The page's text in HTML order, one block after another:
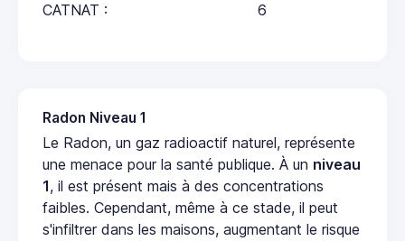
CATNAT : 6
Radon Niveau 1
Le Radon, un gaz radioactif naturel, représente
une menace pour la santé publique. À un niveau
1, il est présent mais à des concentrations
faibles. Cependant, même à ce stade, il peut
s'infiltrer dans les maisons, augmentant le risque